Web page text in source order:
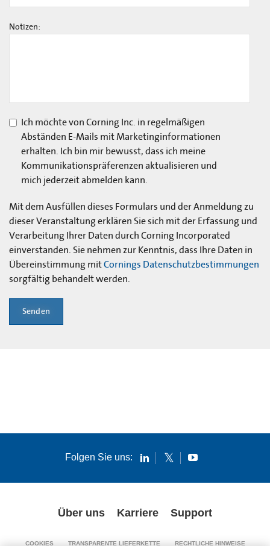
Notizen:
Ich möchte von Corning Inc. in regelmäßigen
Abständen E-Mails mit Marketinginformationen
erhalten. Ich bin mir bewusst, dass ich meine
Kommunikationspräferenzen aktualisieren und
mich jederzeit abmelden kann.
Mit dem Ausfüllen dieses Formulars und der Anmeldung zu
dieser Veranstaltung erklären Sie sich mit der Erfassung und
Verarbeitung Ihrer Daten durch Corning Incorporated
einverstanden. Sie nehmen zur Kenntnis, dass Ihre Daten in
Übereinstimmung mitCornings Datenschutzbestimmungen
sorgfältig behandelt werden.
Senden
Folgen Sie uns:
Über uns Karriere Support
COOKIES TRANSPARENTE LIEFERKETTE RECHTLICHE HINWEISE